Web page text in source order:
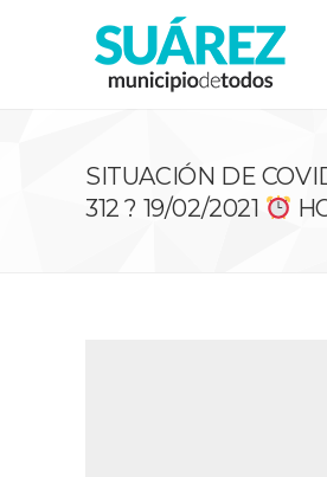
SITUACIÓN DE
312 ? 19/02/2021